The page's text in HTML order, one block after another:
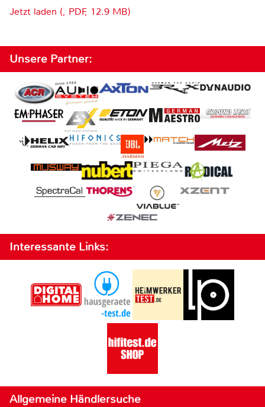
Jetzt laden (, PDF, 12.9 MB)
Unsere Partner:
Interessante Links:
Allgemeine Händlersuche